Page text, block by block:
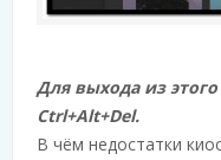
Для выхода из
Ctrl+Alt+Del.
В чём недостатки